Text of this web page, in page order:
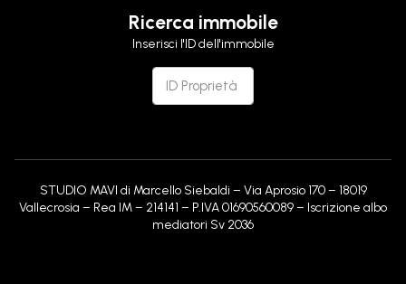
Ricerca immobile
Inserisci l'ID dell'immobile
STUDIO MAVI di Marcello Siebaldi – Via Aprosio 170 – 18019
Vallecrosia – Rea IM – 214141 – P.IVA 01690560089 – Iscrizione albo
mediatori Sv 2036